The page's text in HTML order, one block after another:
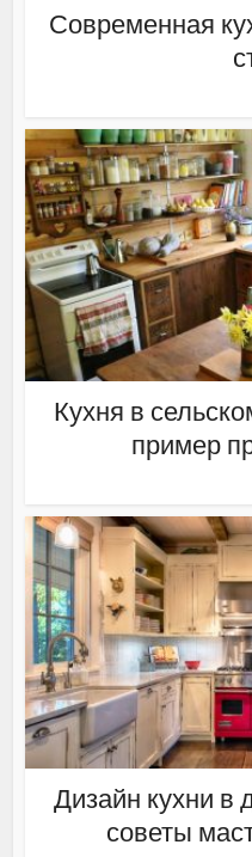
Современная
Кухня в
пример
Дизайн кухни в
советы